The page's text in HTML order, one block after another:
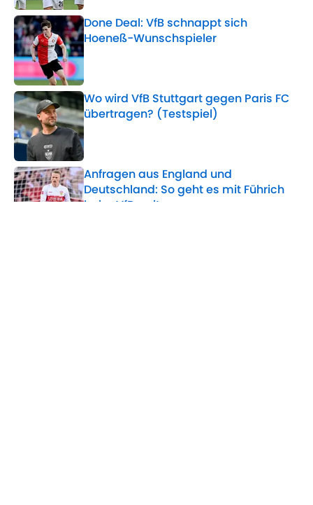
Done Deal: VfB schnappt sich
Hoeneß-Wunschspieler
Published by on Invalid Date
Wo wird VfB Stuttgart gegen Paris FC
übertragen? (Testspiel)
Published by on Invalid Date
Anfragen aus England und
Deutschland: So geht es mit Führich
beim VfB weiter